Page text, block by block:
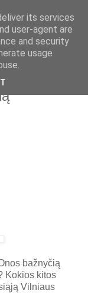
istorijos.
bažnyčią
Kokios kitos
Vilniaus
its services
user-agent are
and security
usage